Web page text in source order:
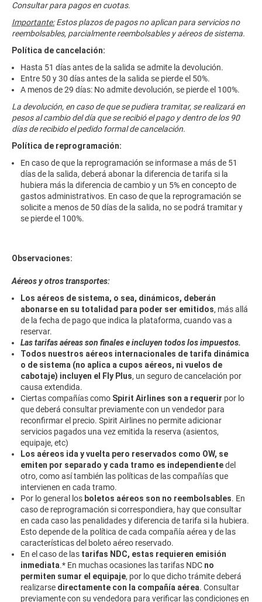
Consultar para pagos en cuotas.
Importante:Estos plazos de pagos no aplican para servicios no
reembolsables, parcialmente reembolsables y aéreos de sistema.
Política de cancelación:
Hasta 51 días antes de la salida se admite la devolución.
Entre 50 y 30 días antes de la salida se pierde el 50%.
A menos de 29 días: No admite devolución, se pierde el 100%.
La devolución, en caso de que se pudiera tramitar, se realizará en
pesos al cambio del día que se recibió el pago y dentro de los 90
días de recibido el pedido formal de cancelación.
Política de reprogramación:
En caso de que la reprogramación se informase a más de 51
días de la salida, deberá abonar la diferencia de tarifa si la
hubiera más la diferencia de cambio y un 5% en concepto de
gastos administrativos. En caso de que la reprogramación se
solicite a menos de 50 días de la salida, no se podrá tramitar y
se pierde el 100%.
Observaciones:
Aéreos y otros transportes:
Los aéreos de sistema, o sea, dinámicos, deberán
abonarse en su totalidad para poder ser emitidos, más allá
de la fecha de pago que indica la plataforma, cuando vas a
reservar.
Las tarifas aéreas son finales e incluyen todos los impuestos.
Todos nuestros aéreos internacionales de tarifa dinámica
o de sistema (no aplica a cupos aéreos, ni vuelos de
cabotaje) incluyen el Fly Plus, un seguro de cancelación por
causa extendida.
Ciertas compañías como Spirit Airlines son a requerir por lo
que deberá consultar previamente con un vendedor para
reconfirmar el precio. Spirit Airlines no permite adicionar
servicios pagados una vez emitida la reserva (asientos,
equipaje, etc)
Los aéreos ida y vuelta pero reservados como OW, se
emiten por separado y cada tramo es independientedel
otro, como así también las políticas de las compañías que
intervienen en cada tramo.
Por lo general los boletos aéreos son no reembolsables. En
caso de reprogramación si correspondiera, hay que consultar
en cada caso las penalidades y diferencia de tarifa si la hubiera.
Esto depende de la política de cada compañía aérea y de las
características del boleto aéreo reservado.
En el caso de las tarifas NDC, estas requieren emisión
inmediata.* En muchas ocasiones las tarifas NDC no
permiten sumar el equipaje, por lo que dicho trámite deberá
realizarse directamente con la compañía aérea. Consultar
previamente con su vendedora para verificar las condiciones en